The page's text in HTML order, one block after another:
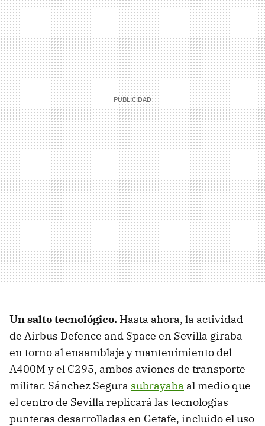
Un salto tecnológico. Hasta ahora, la actividad
de Airbus Defence and Space en Sevilla giraba
en torno al ensamblaje y mantenimiento del
A400M y el C295, ambos aviones de transporte
militar. Sánchez Segura subrayaba al medio que
el centro de Sevilla replicará las tecnologías
punteras desarrolladas en Getafe, incluido el uso